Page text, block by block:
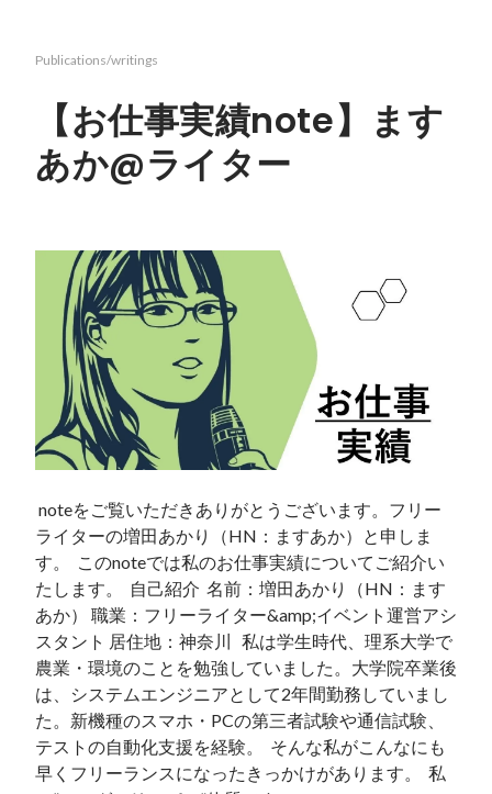
Publications/writings
【お仕事実績note】ます
あか@ライター
ライターの増田あかり（HN：ますあか）と申しま
す。  このnoteでは私のお仕事実績についてご紹介い
たします。  自己紹介  名前：増田あかり（HN：ます
あか） 職業：フリーライター&amp;イベント運営アシ
スタント 居住地：神奈川   私は学生時代、理系大学で
農業・環境のことを勉強していました。大学院卒業後
は、システムエンジニアとして2年間勤務していまし
た。新機種のスマホ・PCの第三者試験や通信試験、
テストの自動化支援を経験。  そんな私がこんなにも
早くフリーランスになったきっかけがあります。  私